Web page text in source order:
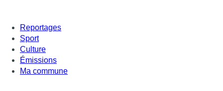
Reportages
Sport
Culture
Émissions
Ma commune